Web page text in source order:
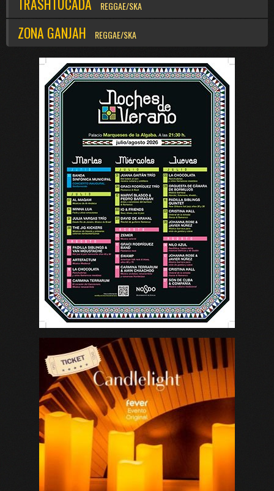
REGGAE/SKA
ZONA GANJAH REGGAE/SKA